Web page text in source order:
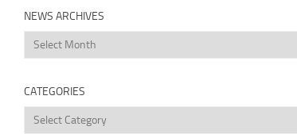
NEWS ARCHIVES
News
Archives
CATEGORIES
Categories